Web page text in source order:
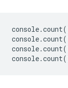
console.count
console.count(
console.count
console.count